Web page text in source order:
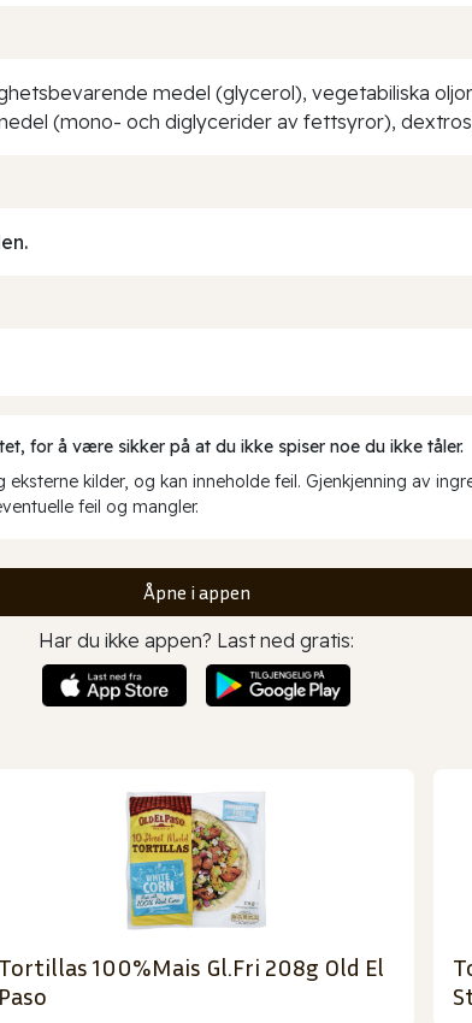
medel (glycerol), vegetabiliska
(mono- och diglycerider av fettsyror),
for å være sikker på at du ikke spiser noe du ikke tåler.
kilder, og kan inneholde feil. Gjenkjenning av
feil og mangler.
Åpne i appen
Har du ikke appen? Last ned gratis:
Tortillas 100%Mais Gl.Fri 208g Old El
Paso